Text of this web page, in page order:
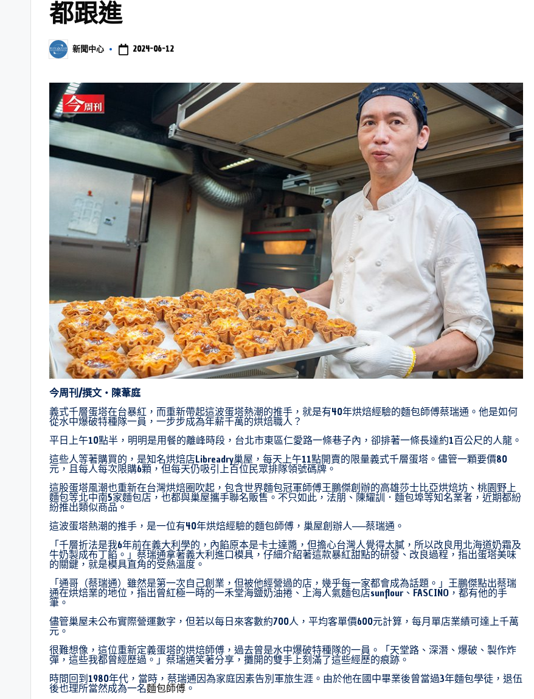
都跟進
新聞中心 2024-06-12
今周刊/撰文‧陳葦庭
義式千層蛋塔在台暴紅，而重新帶起這波蛋塔熱潮的推手，就是有40年烘焙經驗的麵包師傅蔡瑞通。他是如何
從水中爆破特種隊一員，一步步成為年薪千萬的烘焙職人？
平日上午10點半，明明是用餐的離峰時段，台北市東區仁愛路一條巷子內，卻排著一條長達約1百公尺的人龍。
這些人等著購買的，是知名烘焙店Libreadry巢屋，每天上午11點開賣的限量義式千層蛋塔。儘管一顆要價80
元，且每人每次限購6顆，但每天仍吸引上百位民眾排隊領號碼牌。
這股蛋塔風潮也重新在台灣烘焙圈吹起，包含世界麵包冠軍師傅王鵬傑創辦的高雄莎士比亞烘焙坊、桃園野上
麵包等北中南5家麵包店，也都與巢屋攜手聯名販售。不只如此，法朋、陳耀訓．麵包埠等知名業者，近期都紛
紛推出類似商品。
這波蛋塔熱潮的推手，是一位有40年烘焙經驗的麵包師傅，巢屋創辦人──蔡瑞通。
「千層折法是我6年前在義大利學的，內餡原本是卡士達醬，但擔心台灣人覺得太膩，所以改良用北海道奶霜及
牛奶製成布丁餡。」蔡瑞通拿著義大利進口模具，仔細介紹著這款暴紅甜點的研發、改良過程，指出蛋塔美味
的關鍵，就是模具直角的受熱溫度。
「通哥（蔡瑞通）雖然是第一次自己創業，但被他經營過的店，幾乎每一家都會成為話題。」王鵬傑點出蔡瑞
通在烘焙業的地位，指出曾紅極一時的一禾堂海鹽奶油捲、上海人氣麵包店sunflour、FASCINO，都有他的手
筆。
儘管巢屋未公布實際營運數字，但若以每日來客數約700人，平均客單價600元計算，每月單店業績可達上千萬
元。
很難想像，這位重新定義蛋塔的烘焙師傅，過去曾是水中爆破特種隊的一員。「天堂路、深潛、爆破、製作炸
彈，這些我都曾經歷過。」蔡瑞通笑著分享，攤開的雙手上刻滿了這些經歷的痕跡。
時間回到1980年代，當時，蔡瑞通因為家庭因素告別軍旅生涯。由於他在國中畢業後曾當過3年麵包學徒，退伍
後也理所當然成為一名麵包師傅。